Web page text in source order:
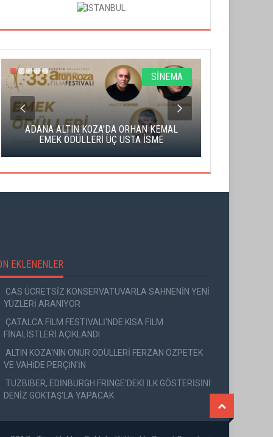
SİNEMA
ADANA ALTIN KOZA'DA ORHAN KEMAL
EMEK ÖDÜLLERİ ÜÇ USTA İSME
EKLENENLER
CAS ÜCRETSİZ KONSERVATUVARLA SAHNENİN YENİ
YÜZLERİ ARANIYOR
ÇATALCA FİLM FESTİVALİ'NDE KISA FİLM
FİNALİSTLERİ AÇIKLANDI
ALTIN KOZA'NIN ONUR ÖDÜLLERİ FERZAN ÖZPETEK
VE VAHİDE PERÇİN'İN
TUZBİBER, EDİNBURGH FRİNGE'DEKİ İLK GÖSTERİSİNİ
DENİZ GÖKTAŞ'LA YAPACAK